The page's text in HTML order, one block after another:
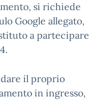
si richiede
Google allegato,
a partecipare
il proprio
in ingresso,